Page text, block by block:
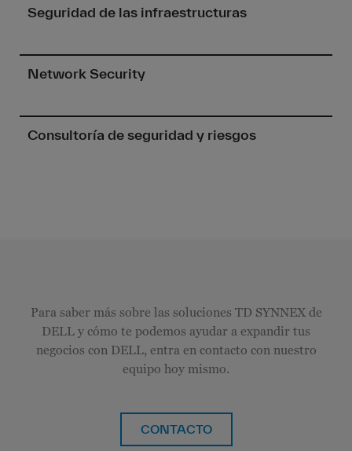
Seguridad de las infraestructuras
Network Security
Consultoría de seguridad y riesgos
Para saber más sobre las soluciones TD SYNNEX de
DELL y cómo te podemos ayudar a expandir tus
negocios con DELL, entra en contacto con nuestro
equipo hoy mismo.
CONTACTO